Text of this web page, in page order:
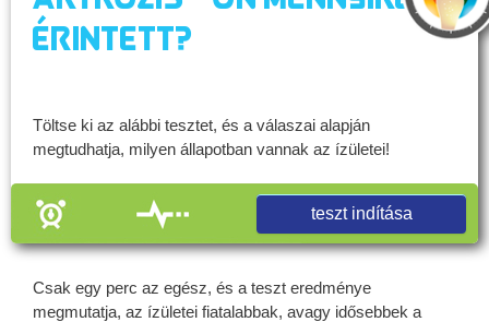
érintett?
Töltse ki az alábbi tesztet, és a válaszai alapján
megtudhatja, milyen állapotban vannak az ízületei!
teszt indítása
Csak egy perc az egész, és a teszt eredménye
megmutatja, az ízületei fiatalabbak, avagy idősebbek a